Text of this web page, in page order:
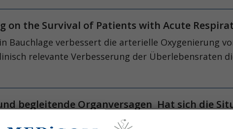
on the Survival of Patients with Acute
Bauchlage verbessert die arterielle Oxygenierung
relevante Verbesserung der Überlebensraten
begleitende Organversagen Hat sich die
des akuten Lungenversagens zeigen seit vielen